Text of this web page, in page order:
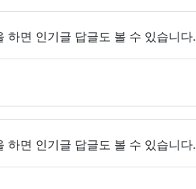
하면 인기글 답글도 볼 수 있습니다.
하면 인기글 답글도 볼 수 있습니다.